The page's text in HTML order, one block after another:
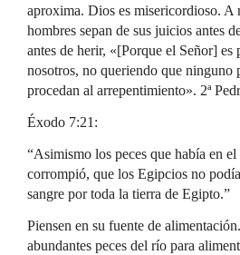
aproxima. Dios es misericordioso. A
hombres sepan de sus juicios antes
antes de herir, «[Porque el Señor] es
nosotros, no queriendo que ninguno
procedan al arrepentimiento». 2ª
Éxodo 7:21:
“Asimismo los peces que había en
corrompió, que los Egipcios no
sangre por toda la tierra de Egipto.”
Piensen en su fuente de
abundantes peces del río para